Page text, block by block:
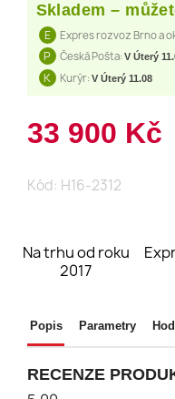
Skladem –
E Expres rozvoz Brno a
P Česká Pošta: V Úterý
K Kurýr: V Úterý 11.08
33 900 Kč
Kód: H16-2312
Na trhu od roku
2017
Popis Parametry
RECENZE